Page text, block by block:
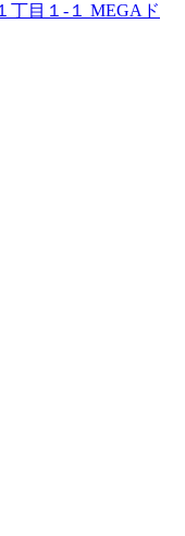
丁目１-１ MEGAド